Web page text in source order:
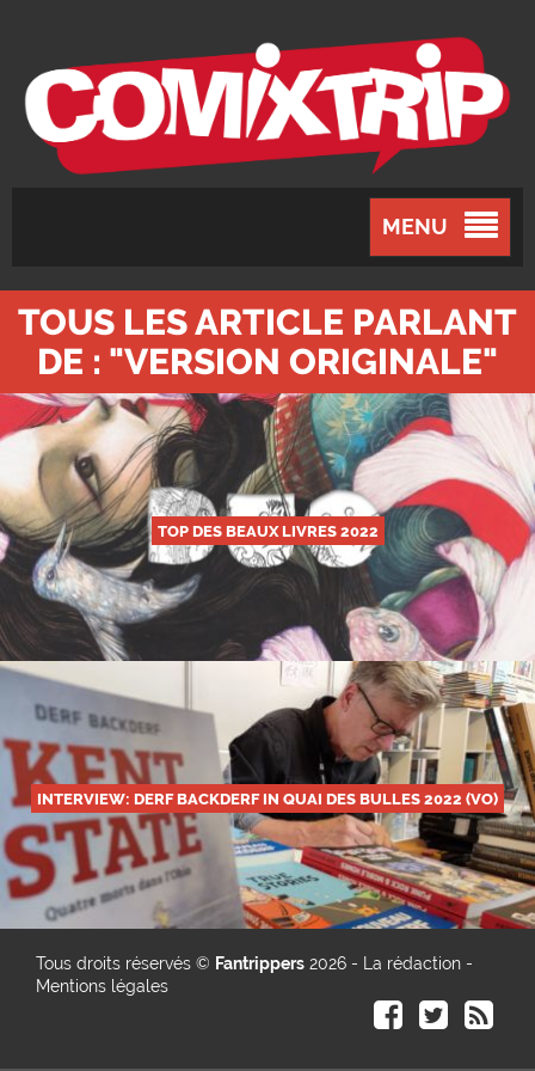
MENU
TOUS LES ARTICLE PARLANT
DE : "VERSION ORIGINALE"
TOP DES BEAUX LIVRES 2022
INTERVIEW: DERF BACKDERF IN QUAI DES BULLES 2022 (VO)
Tous droits réservés © Fantrippers 2026 - La rédaction -
Mentions légales